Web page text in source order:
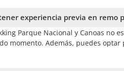
experiencia previa en remo
Parque Nacional y Canoas no
momento. Además, puedes